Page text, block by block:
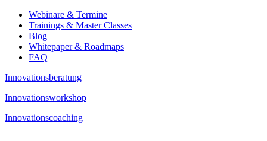
Webinare & Termine
Trainings & Master Classes
Blog
Whitepaper & Roadmaps
FAQ
Innovationsberatung
Innovationsworkshop
Innovationscoaching